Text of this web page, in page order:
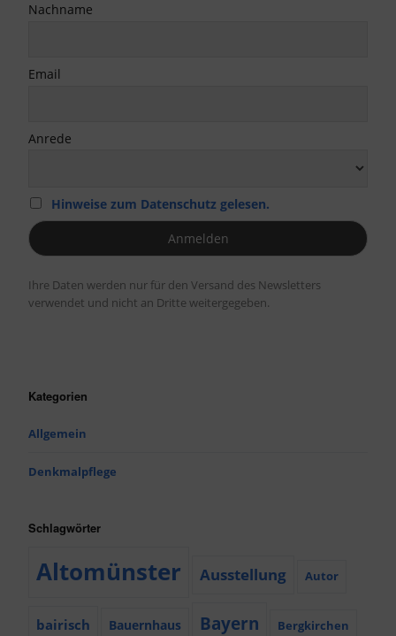
Nachname
Email
Anrede
Hinweise zum Datenschutz gelesen.
Ihre Daten werden nur für den Versand des Newsletters
verwendet und nicht an Dritte weitergegeben.
Kategorien
Allgemein
Denkmalpflege
Schlagwörter
Altomünster Ausstellung Autor
bairisch Bauernhaus Bayern Bergkirchen